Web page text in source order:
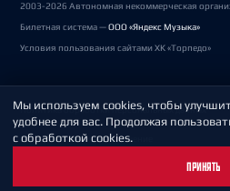
2003-2026 Автономная некоммерческая
Билетная система —ООО «Яндекс Музыка»
Условия пользования сайтами ХК «Торпедо»
Политика обработки персональных данных
Пользовательское соглашение
Мы используем cookies, чтобы
удобнее для вас. Продолжая
с обработкой cookies.
ПРИНЯТЬ